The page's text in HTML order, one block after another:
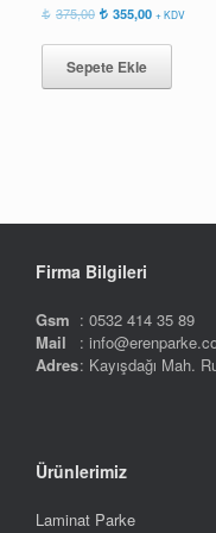
375,00 Orijinal
375,00.
355,00Şu
fiyat:
+ KDV
Sepete Ekle
Firma Bilgileri
Gsm : 0532 414 35 89
Mail
:
Adres: Kayışdağı Mah.
Ürünlerimiz
Laminat Parke